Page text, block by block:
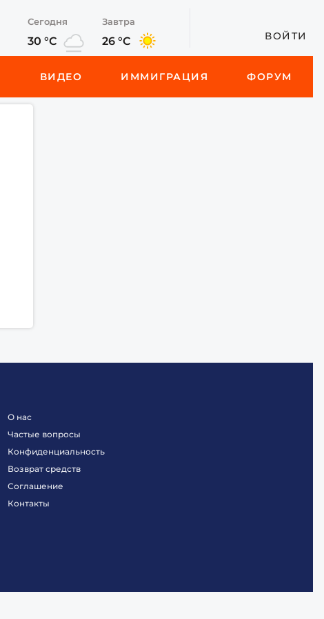
Сегодня
30 °C
Завтра
26 °C ВОЙТИ
ВИДЕО ИММИГРАЦИЯ ФОРУМ
О нас
Частые вопросы
Конфиденциальность
Возврат средств
Соглашение
Контакты